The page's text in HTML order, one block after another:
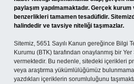
paylaşım yapılmamaktadır. Gerçek
benzerlikleri tamamen tesadüfidir.
halindedir ve tavsiye niteliği taşımazlar.
Sitemiz, 5651 Sayılı Kanun gereğince Bilgi
Kurumu (BTK) tarafından onaylanmış bir
vermektedir. Bu nedenle, sitedeki içerikleri
veya araştırma yükümlülüğümüz
yazdıkları içeriklerin sorumluluğunu